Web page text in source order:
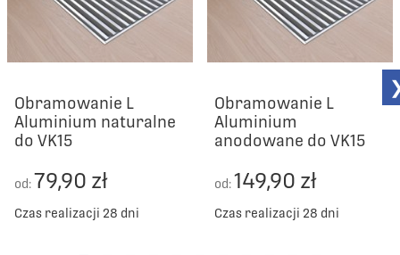
Obramowanie L
Aluminium naturalne
do VK15
od:79,90 zł
Czas realizacji 28 dni
Obramowanie L
Aluminium
anodowane do VK15
od:149,90 zł
Czas realizacji 28 dni